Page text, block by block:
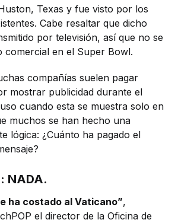
Texas y fue visto por los
Cabe resaltar que dicho
por televisión, así que no se
comercial en el Super Bowl.
compañías suelen pagar
mostrar publicidad durante el
cuando esta se muestra solo en
muchos se han hecho una
lógica: ¿Cuánto ha pagado el
NADA.
ha costado al Vaticano”,
el director de la Oficina de